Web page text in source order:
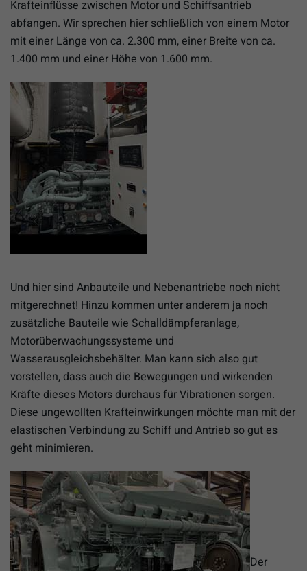
Krafteinflüsse zwischen Motor und Schiffsantrieb
abfangen. Wir sprechen hier schließlich von einem Motor
mit einer Länge von ca. 2.300 mm, einer Breite von ca.
1.400 mm und einer Höhe von 1.600 mm.
Und hier sind Anbauteile und Nebenantriebe noch nicht
mitgerechnet! Hinzu kommen unter anderem ja noch
zusätzliche Bauteile wie Schalldämpferanlage,
Motorüberwachungssysteme und
Wasserausgleichsbehälter. Man kann sich also gut
vorstellen, dass auch die Bewegungen und wirkenden
Kräfte dieses Motors durchaus für Vibrationen sorgen.
Diese ungewollten Krafteinwirkungen möchte man mit der
elastischen Verbindung zu Schiff und Antrieb so gut es
geht minimieren.
Der